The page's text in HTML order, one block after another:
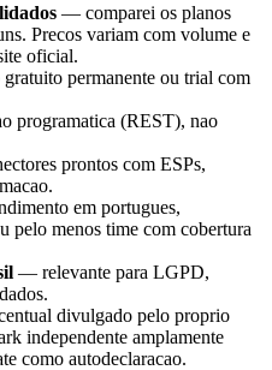
— comparei os planos
Precos variam com volume e
oficial.
permanente ou trial com
programatica (REST), nao
prontos com ESPs,
em portugues,
pelo menos time com cobertura
— relevante para LGPD,
divulgado pelo proprio
independente amplamente
como autodeclaracao.